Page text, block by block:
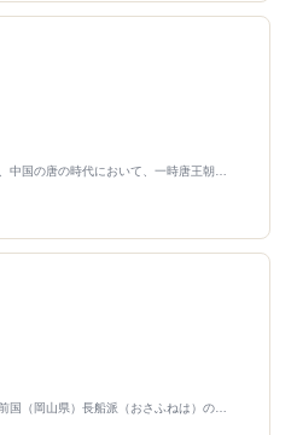
中国の唐の時代において、一時唐王朝…
国（岡山県）長船派（おさふねは）の…